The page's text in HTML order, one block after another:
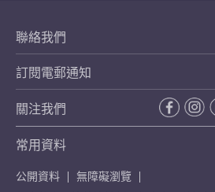
聯絡我們
訂閱電郵通知
關注我們
常用資料
公開資料
無障礙瀏覽